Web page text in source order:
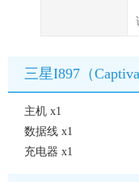
三星I897（
主机 x1
数据线 x1
充电器 x1